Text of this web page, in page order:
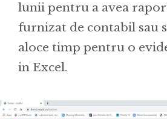
lunii pentru a avea
furnizat de contabil sau
aloce timp pentru o
in Excel.